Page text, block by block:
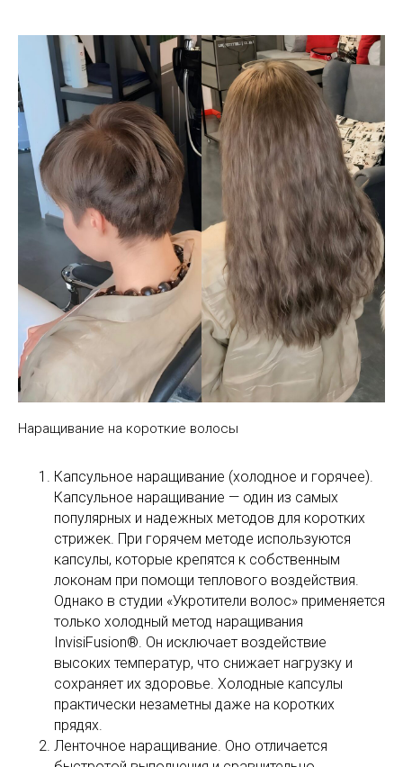
Наращивание на короткие волосы
Капсульное наращивание (холодное и горячее).
Капсульное наращивание — один из самых
популярных и надежных методов для коротких
стрижек. При горячем методе используются
капсулы, которые крепятся к собственным
локонам при помощи теплового воздействия.
Однако в студии «Укротители волос» применяется
только холодный метод наращивания
InvisiFusion®. Он исключает воздействие
высоких температур, что снижает нагрузку и
сохраняет их здоровье. Холодные капсулы
практически незаметны даже на коротких
прядях.
Ленточное наращивание. Оно отличается